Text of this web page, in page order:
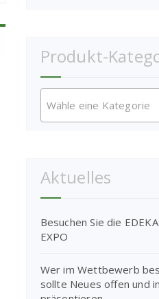
Produkt-
Wähle eine Kategorie
Aktuelles
Besuchen Sie die
EXPO
Wer im Wettbewerb
sollte Neues offen und